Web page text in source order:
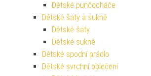
Dětské punčocháče
Dětské šaty a sukně
Dětské šaty
Dětské sukně
Dětské spodní prádlo
Dětské svrchní oblečení